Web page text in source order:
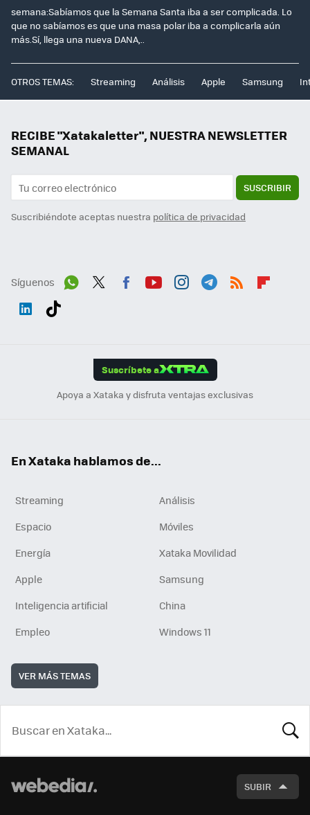
semana:Sabíamos que la Semana Santa iba a ser complicada. Lo
que no sabíamos es que una masa polar iba a complicarla aún
más.Sí, llega una nueva DANA,..
OTROS TEMAS: Streaming Análisis Apple Samsung
RECIBE "Xatakaletter", NUESTRA NEWSLETTER
SEMANAL
SUSCRIBIR
Suscribiéndote aceptas nuestra política de privacidad
Síguenos
Suscríbete a
Apoya a Xataka y disfruta ventajas exclusivas
En Xataka hablamos de...
Streaming
Análisis
Espacio
Móviles
Energía
Xataka Movilidad
Apple
Samsung
Inteligencia artificial
China
Empleo
Windows 11
VER MÁS TEMAS
SUBIR